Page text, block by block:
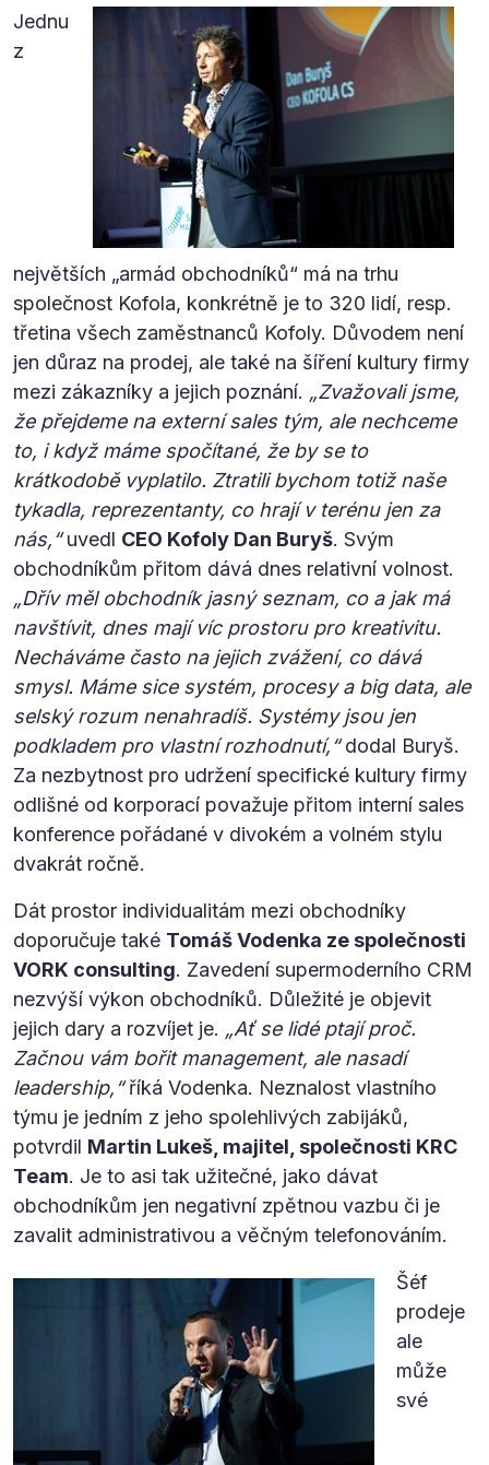
Jednu
z
největších „armád obchodníků“ má na trhu
společnost Kofola, konkrétně je to 320 lidí, resp.
třetina všech zaměstnanců Kofoly. Důvodem není
jen důraz na prodej, ale také na šíření kultury firmy
mezi zákazníky a jejich poznání. „Zvažovali jsme,
že přejdeme na externí sales tým, ale nechceme
to, i když máme spočítané, že by se to
krátkodobě vyplatilo. Ztratili bychom totiž naše
tykadla, reprezentanty, co hrají v terénu jen za
nás,“uvedl CEO Kofoly Dan Buryš. Svým
obchodníkům přitom dává dnes relativní volnost.
„Dřív měl obchodník jasný seznam, co a jak má
navštívit, dnes mají víc prostoru pro kreativitu.
Necháváme často na jejich zvážení, co dává
smysl. Máme sice systém, procesy a big data, ale
selský rozum nenahradíš. Systémy jsou jen
podkladem pro vlastní rozhodnutí,“dodal Buryš.
Za nezbytnost pro udržení specifické kultury firmy
odlišné od korporací považuje přitom interní sales
konference pořádané v divokém a volném stylu
dvakrát ročně.
Dát prostor individualitám mezi obchodníky
doporučuje také Tomáš Vodenka ze společnosti
VORK consulting. Zavedení supermoderního CRM
nezvýší výkon obchodníků. Důležité je objevit
jejich dary a rozvíjet je. „Ať se lidé ptají proč.
Začnou vám bořit management, ale nasadí
leadership,“říká Vodenka. Neznalost vlastního
týmu je jedním z jeho spolehlivých zabijáků,
potvrdil Martin Lukeš, majitel, společnosti KRC
Team. Je to asi tak užitečné, jako dávat
obchodníkům jen negativní zpětnou vazbu či je
zavalit administrativou a věčným telefonováním.
Šéf
prodeje
ale
může
své